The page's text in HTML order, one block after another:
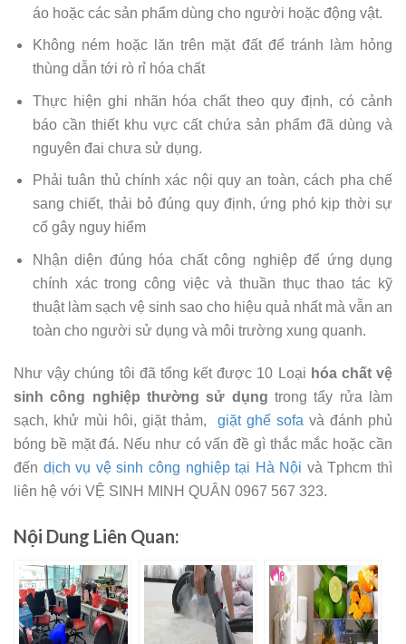
áo hoặc các sản phẩm dùng cho người hoặc động vật.
Không ném hoặc lăn trên mặt đất để tránh làm hỏng
thùng dẫn tới rò rỉ hóa chất
Thực hiện ghi nhãn hóa chất theo quy định, có cảnh
báo cần thiết khu vực cất chứa sản phẩm đã dùng và
nguyên đai chưa sử dụng.
Phải tuân thủ chính xác nội quy an toàn, cách pha chế
sang chiết, thải bỏ đúng quy định, ứng phó kịp thời sự
cố gây nguy hiểm
Nhận diện đúng hóa chất công nghiệp để ứng dụng
chính xác trong công việc và thuần thục thao tác kỹ
thuật làm sạch vệ sinh sao cho hiệu quả nhất mà vẫn an
toàn cho người sử dụng và môi trường xung quanh.
Như vậy chúng tôi đã tổng kết được 10 Loại hóa chất vệ
sinh công nghiệp thường sử dụng trong tẩy rửa làm
sạch, khử mùi hôi, giặt thảm, giặt ghế sofa và đánh phủ
bóng bề mặt đá. Nếu như có vấn đề gì thắc mắc hoặc cần
đến dịch vụ vệ sinh công nghiệp tại Hà Nội và Tphcm thì
liên hệ với VỆ SINH MINH QUÂN 0967 567 323.
Nội Dung Liên Quan: